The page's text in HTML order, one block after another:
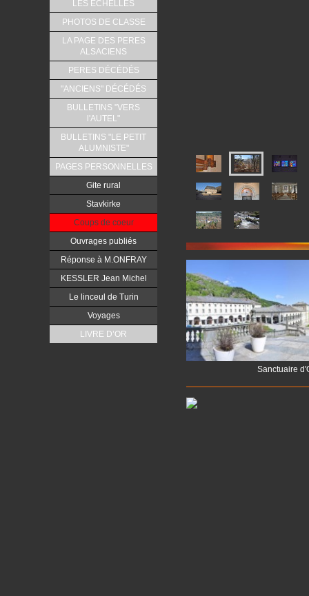
LES ECHELLES
PHOTOS DE CLASSE
LA PAGE DES PERES
ALSACIENS
PERES DÉCÉDÉS
"ANCIENS" DÉCÉDÉS
BULLETINS "VERS
l'AUTEL"
BULLETINS "LE PETIT
ALUMNISTE"
PAGES PERSONNELLES
Gite rural
Stavkirke
Coups de coeur
Ouvrages publiés
Réponse à M.ONFRAY
KESSLER Jean Michel
Le linceul de Turin
Voyages
LIVRE D’OR
Sanctuaire